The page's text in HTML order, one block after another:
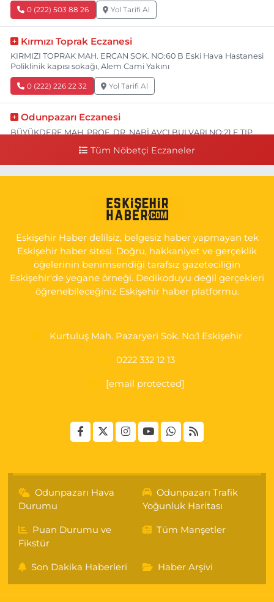
0 (222) 503 88 26 Yol Tarifi Al
Kırmızı Toprak Eczanesi
KIRMIZI TOPRAK MAH. ERCAN SOK. NO:60 B Eski Hava Hastanesi
Poliklinik kapısı sokağı, Alem Cami Yakını
0 (222) 226 22 32 Yol Tarifi Al
Odunpazarı Eczanesi
BÜYÜKDERE MAH. PROF. DR. NABİ AVCI BULVARI NO:21 E TIP
YENİDOĞAN MH.ŞEHİT SERKAN ÖZAYDIN CD.8 B ESKİ DEVLET
0 (222) 237 75 17 Yol Tarifi Al
Tüm Nöbetçi Eczaneler
Eskişehir Haber delilsiz, belgesiz haber yapmayan tek
Eskişehir haber sitesi. Doğru, hakkaniyet ve gerçeklik
öğelerinin benimsendiği tarafsız gazeteciliğin
Eskişehir'de yegane örneği. Dedikoduyu değil gerçekleri
öğrenebileceğiniz Eskişehir haber platformu.
Kurtuluş Mah. Pazaryeri Sok. No:1 Eskişehir
0222 332 12 13
[email protected]
Odunpazarı Hava
Durumu
Odunpazarı Trafik
Yoğunluk Haritası
Puan Durumu ve
Fikstür
Tüm Manşetler
Son Dakika Haberleri Haber Arşivi